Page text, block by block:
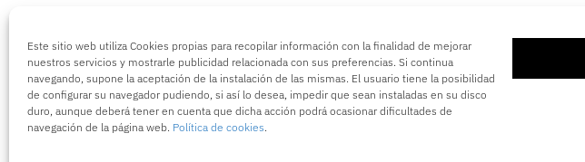
Este sitio web utiliza Cookies propias para recopilar información con la finalidad de mejorar
nuestros servicios y mostrarle publicidad relacionada con sus preferencias. Si continua
navegando, supone la aceptación de la instalación de las mismas. El usuario tiene la posibilidad
de configurar su navegador pudiendo, si así lo desea, impedir que sean instaladas en su disco
duro, aunque deberá tener en cuenta que dicha acción podrá ocasionar dificultades de
navegación de la página web. Política de cookies.
NO CALLAREM –Associació Panorama 180